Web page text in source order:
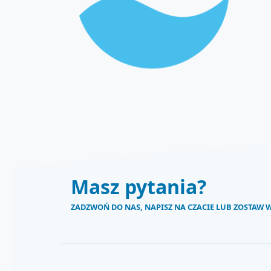
Masz pytania?
ZADZWOŃ DO NAS, NAPISZ NA CZACIE LUB ZOSTAW